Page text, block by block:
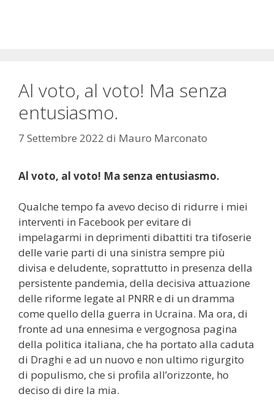
Al voto, al voto! Ma senza
entusiasmo.
7 Settembre 2022 di Mauro Marconato
Al voto, al voto! Ma senza entusiasmo.
Qualche tempo fa avevo deciso di ridurre i miei
interventi in Facebook per evitare di
impelagarmi in deprimenti dibattiti tra tifoserie
delle varie parti di una sinistra sempre più
divisa e deludente, soprattutto in presenza della
persistente pandemia, della decisiva attuazione
delle riforme legate al PNRR e di un dramma
come quello della guerra in Ucraina. Ma ora, di
fronte ad una ennesima e vergognosa pagina
della politica italiana, che ha portato alla caduta
di Draghi e ad un nuovo e non ultimo rigurgito
di populismo, che si profila all’orizzonte, ho
deciso di dire la mia.